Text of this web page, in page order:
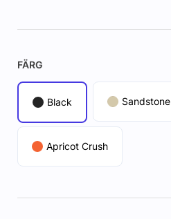
FÄRG
Black Sandstone
Apricot Crush